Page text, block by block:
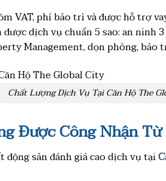
VAT, phí bảo trì và được hỗ trợ
được dịch vụ chuẩn 5 sao: an ninh
Management, dọn phòng, bảo
Chất Lượng Dịch Vụ Tại Căn Hộ The
Được Công Nhận
động sản đánh giá cao dịch vụ tại